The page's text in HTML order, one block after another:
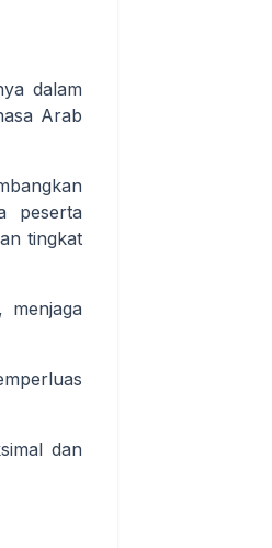
dalam
Arab
peserta
tingkat
menjaga
dan